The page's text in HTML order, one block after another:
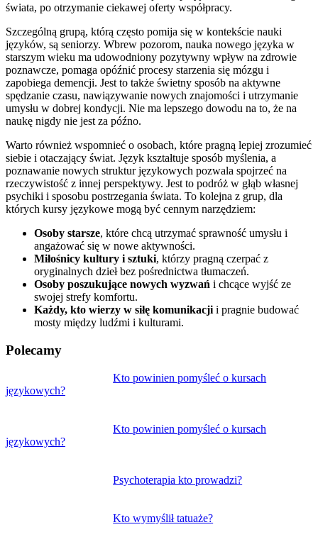
świata, po otrzymanie ciekawej oferty współpracy.
Szczególną grupą, którą często pomija się w kontekście nauki
języków, są seniorzy. Wbrew pozorom, nauka nowego języka w
starszym wieku ma udowodniony pozytywny wpływ na zdrowie
poznawcze, pomaga opóźnić procesy starzenia się mózgu i
zapobiega demencji. Jest to także świetny sposób na aktywne
spędzanie czasu, nawiązywanie nowych znajomości i utrzymanie
umysłu w dobrej kondycji. Nie ma lepszego dowodu na to, że na
naukę nigdy nie jest za późno.
Warto również wspomnieć o osobach, które pragną lepiej zrozumieć
siebie i otaczający świat. Język kształtuje sposób myślenia, a
poznawanie nowych struktur językowych pozwala spojrzeć na
rzeczywistość z innej perspektywy. Jest to podróż w głąb własnej
psychiki i sposobu postrzegania świata. To kolejna z grup, dla
których kursy językowe mogą być cennym narzędziem:
Osoby starsze, które chcą utrzymać sprawność umysłu i
angażować się w nowe aktywności.
Miłośnicy kultury i sztuki, którzy pragną czerpać z
oryginalnych dzieł bez pośrednictwa tłumaczeń.
Osoby poszukujące nowych wyzwań i chcące wyjść ze
swojej strefy komfortu.
Każdy, kto wierzy w siłę komunikacjii pragnie budować
mosty między ludźmi i kulturami.
Polecamy
Kto powinien pomyśleć o kursach
językowych?
Kto powinien pomyśleć o kursach
językowych?
Psychoterapia kto prowadzi?
Kto wymyślił tatuaże?
wpisu